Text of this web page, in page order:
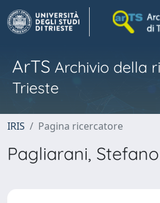
ArTS Archivio della
Trieste
IRIS Pagina ricercatore
Pagliarani, Stefano